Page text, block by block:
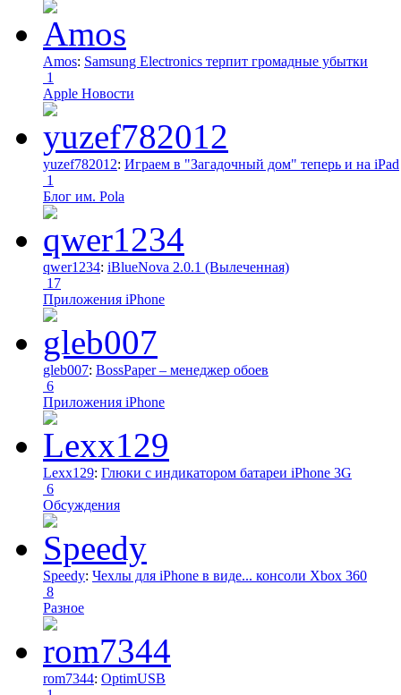
Amos: Samsung Electronics терпит громадные убытки
1
Apple Новости
yuzef782012: Играем в "Загадочный дом" теперь и на iPad
1
Блог им. Pola
qwer1234: iBlueNova 2.0.1 (Вылеченная)
17
Приложения iPhone
gleb007: BossPaper – менеджер обоев
6
Приложения iPhone
Lexx129: Глюки с индикатором батареи iPhone 3G
6
Обсуждения
Speedy: Чехлы для iPhone в виде... консоли Xbox 360
8
Разное
rom7344: OptimUSB